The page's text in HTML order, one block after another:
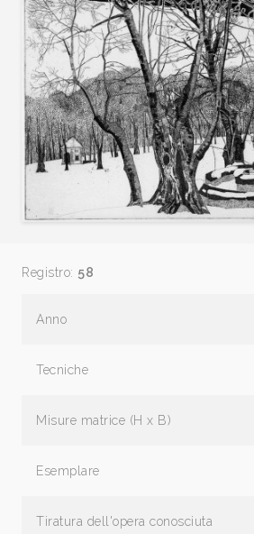
Registro: 58
Anno
Tecniche
Misure matrice (H x B)
Esemplare
Tiratura dell'opera conosciuta